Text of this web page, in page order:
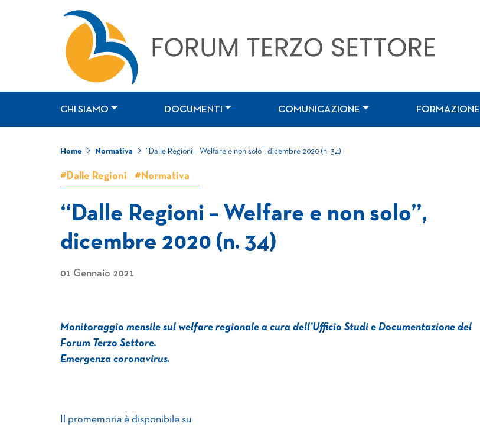
CHI SIAMO DOCUMENTI COMUNICAZIONE FORMAZIONE
Home Normativa “Dalle Regioni – Welfare e non solo”, dicembre 2020 (n. 34)
#Dalle Regioni #Normativa
“Dalle Regioni – Welfare e non solo”,
dicembre 2020 (n. 34)
01 Gennaio 2021
Monitoraggio mensile sul welfare regionale a cura dell’Ufficio Studi e Documentazione del
Forum Terzo Settore.
Emergenza coronavirus.
Il promemoria è disponibile su